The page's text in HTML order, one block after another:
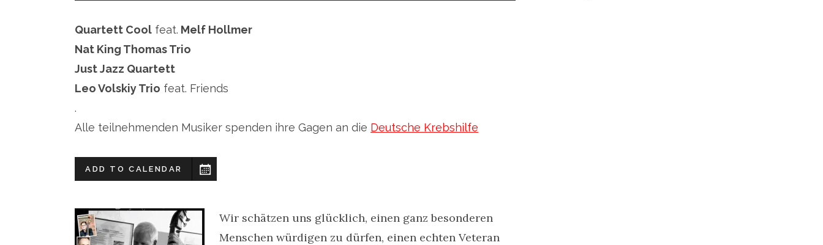
Quartett Cool feat. Melf Hollmer
Nat King Thomas Trio
Just Jazz Quartett
Leo Volskiy Trio feat. Friends
.
Alle teilnehmenden Musiker spenden ihre Gagen an die Deutsche Krebshilfe
ADD TO CALENDAR
Wir schätzen uns glücklich, einen ganz besonderen
Menschen würdigen zu dürfen, einen echten Veteran